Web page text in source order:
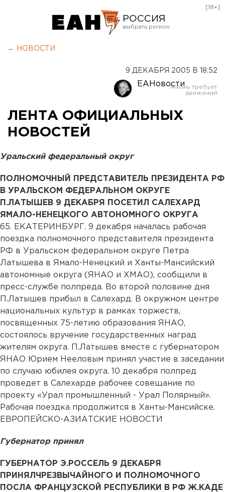
РОССИЯ
Оренбург
[18+]
← НОВОСТИ
9 ДЕКАБРЯ 2005 В 18:52
ЕАНовости
ЛЕНТА ОФИЦИАЛЬНЫХ
НОВОСТЕЙ
Уральский федеральный округ
ПОЛНОМОЧНЫЙ ПРЕДСТАВИТЕЛЬ ПРЕЗИДЕНТА РФ
В УРАЛЬСКОМ ФЕДЕРАЛЬНОМ ОКРУГЕ
П.ЛАТЫШЕВ 9 ДЕКАБРЯ ПОСЕТИЛ САЛЕХАРД
ЯМАЛО-НЕНЕЦКОГО АВТОНОМНОГО ОКРУГА
65. ЕКАТЕРИНБУРГ. 9 декабря началась рабочая
поездка полномочного представителя президента
РФ в Уральском федеральном округе Петра
Латышева в Ямало-Ненецкий и Ханты-Мансийский
автономные округа (ЯНАО и ХМАО), сообщили в
пресс-службе полпреда. Во второй половине дня
П.Латышев прибыл в Салехард. В окружном центре
национальных культур в рамках торжеств,
посвященных 75-летию образования ЯНАО,
состоялось вручение государственных наград
жителям округа. П.Латышев вместе с губернатором
ЯНАО Юрием Нееловым принял участие в заседании
по случаю юбилея округа. 10 декабря полпред
проведет в Салехарде рабочее совещание по
проекту «Урал промышленный - Урал Полярный».
Рабочая поездка продолжится в Ханты-Мансийске.
ЕВРОПЕЙСКО-АЗИАТСКИЕ НОВОСТИ
Губернатор принял
ГУБЕРНАТОР Э.РОССЕЛЬ 9 ДЕКАБРЯ
ПРИНЯЛЧРЕЗВЫЧАЙНОГО И ПОЛНОМОЧНОГО
ПОСЛА ФРАНЦУЗСКОЙ РЕСПУБЛИКИ В РФ Ж.КАДЕ